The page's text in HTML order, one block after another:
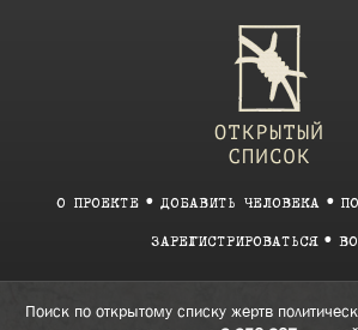
О ПРОЕКТЕ ДОБАВИТЬ ЧЕЛОВЕКА
ЗАРЕГИСТРИРОВАТЬСЯ
Поиск по открытому списку жертв